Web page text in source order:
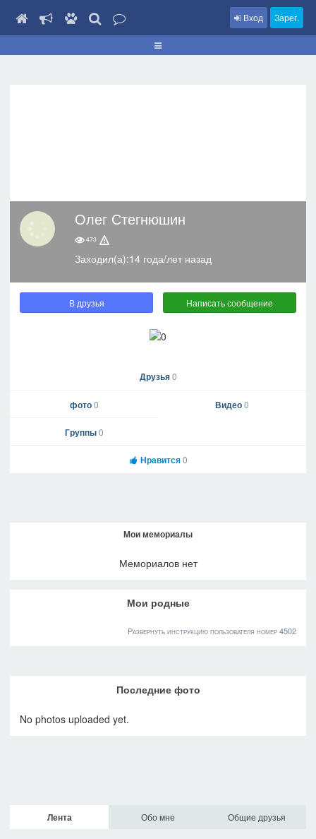
Вход Зарег.
Олег Стегнюшин
473
Заходил(а):14 года/лет назад
В друзья Написать сообщение
Друзья0
фото0 Видео0
Группы0
Нравится0
Мои мемориалы
Мемориалов нет
Мои родные
Развернуть инструкцию пользователя номер 4502
Последние фото
No photos uploaded yet.
Лента Обо мне Общие друзья